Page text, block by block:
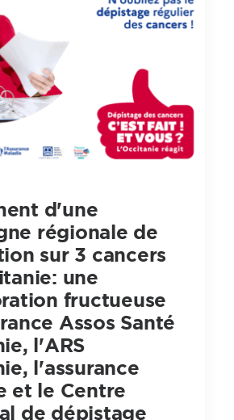
d'une
régionale de
sur 3 cancers
une
fructueuse
Assos Santé
l'ARS
l'assurance
et le Centre
de dépistage